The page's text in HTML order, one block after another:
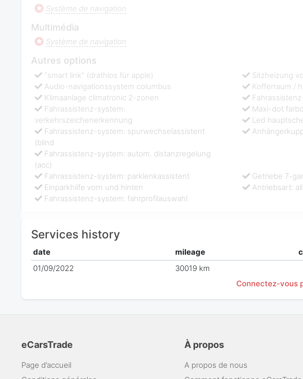
Système de navigation
Multimédia
Système de navigation
Autres options
"smart link" (drathlos für apple)
Audio-navigationssystem columbus
Klimaanlage climatronic 2-zonen
Sitzheizung
Kofferraum /
Fahrassistenz-system:
verkehrszeichenerkennung
Fahrassistenz-system: spurwechselassistent
(blind
Fahrassistenz-system: autom. distanzregelung
(acc)
Maxi-dot
Led
Fahrassistenz-system: parklenkassistent
Einparkhilfe vorn und hinten
Fahrassistenz-system: fahrprofilauswahl
Getriebe 7-
Antriebsart:
Services history
date mileage
01/09/2022
30019 km
Connectez-vous
eCarsTrade
Page d’accueil
À propos
A propos de nous